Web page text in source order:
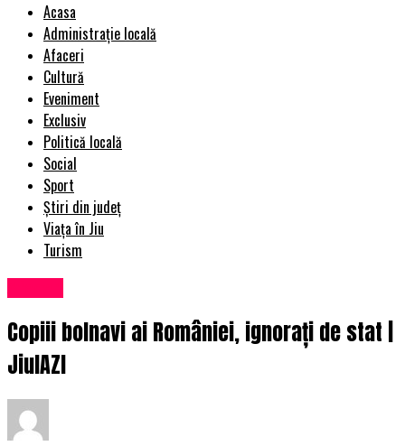
Acasa
Administrație locală
Afaceri
Cultură
Eveniment
Exclusiv
Politică locală
Social
Sport
Știri din județ
Viața în Jiu
Turism
Copiii bolnavi ai României, ignorați de stat |
JiulAZI